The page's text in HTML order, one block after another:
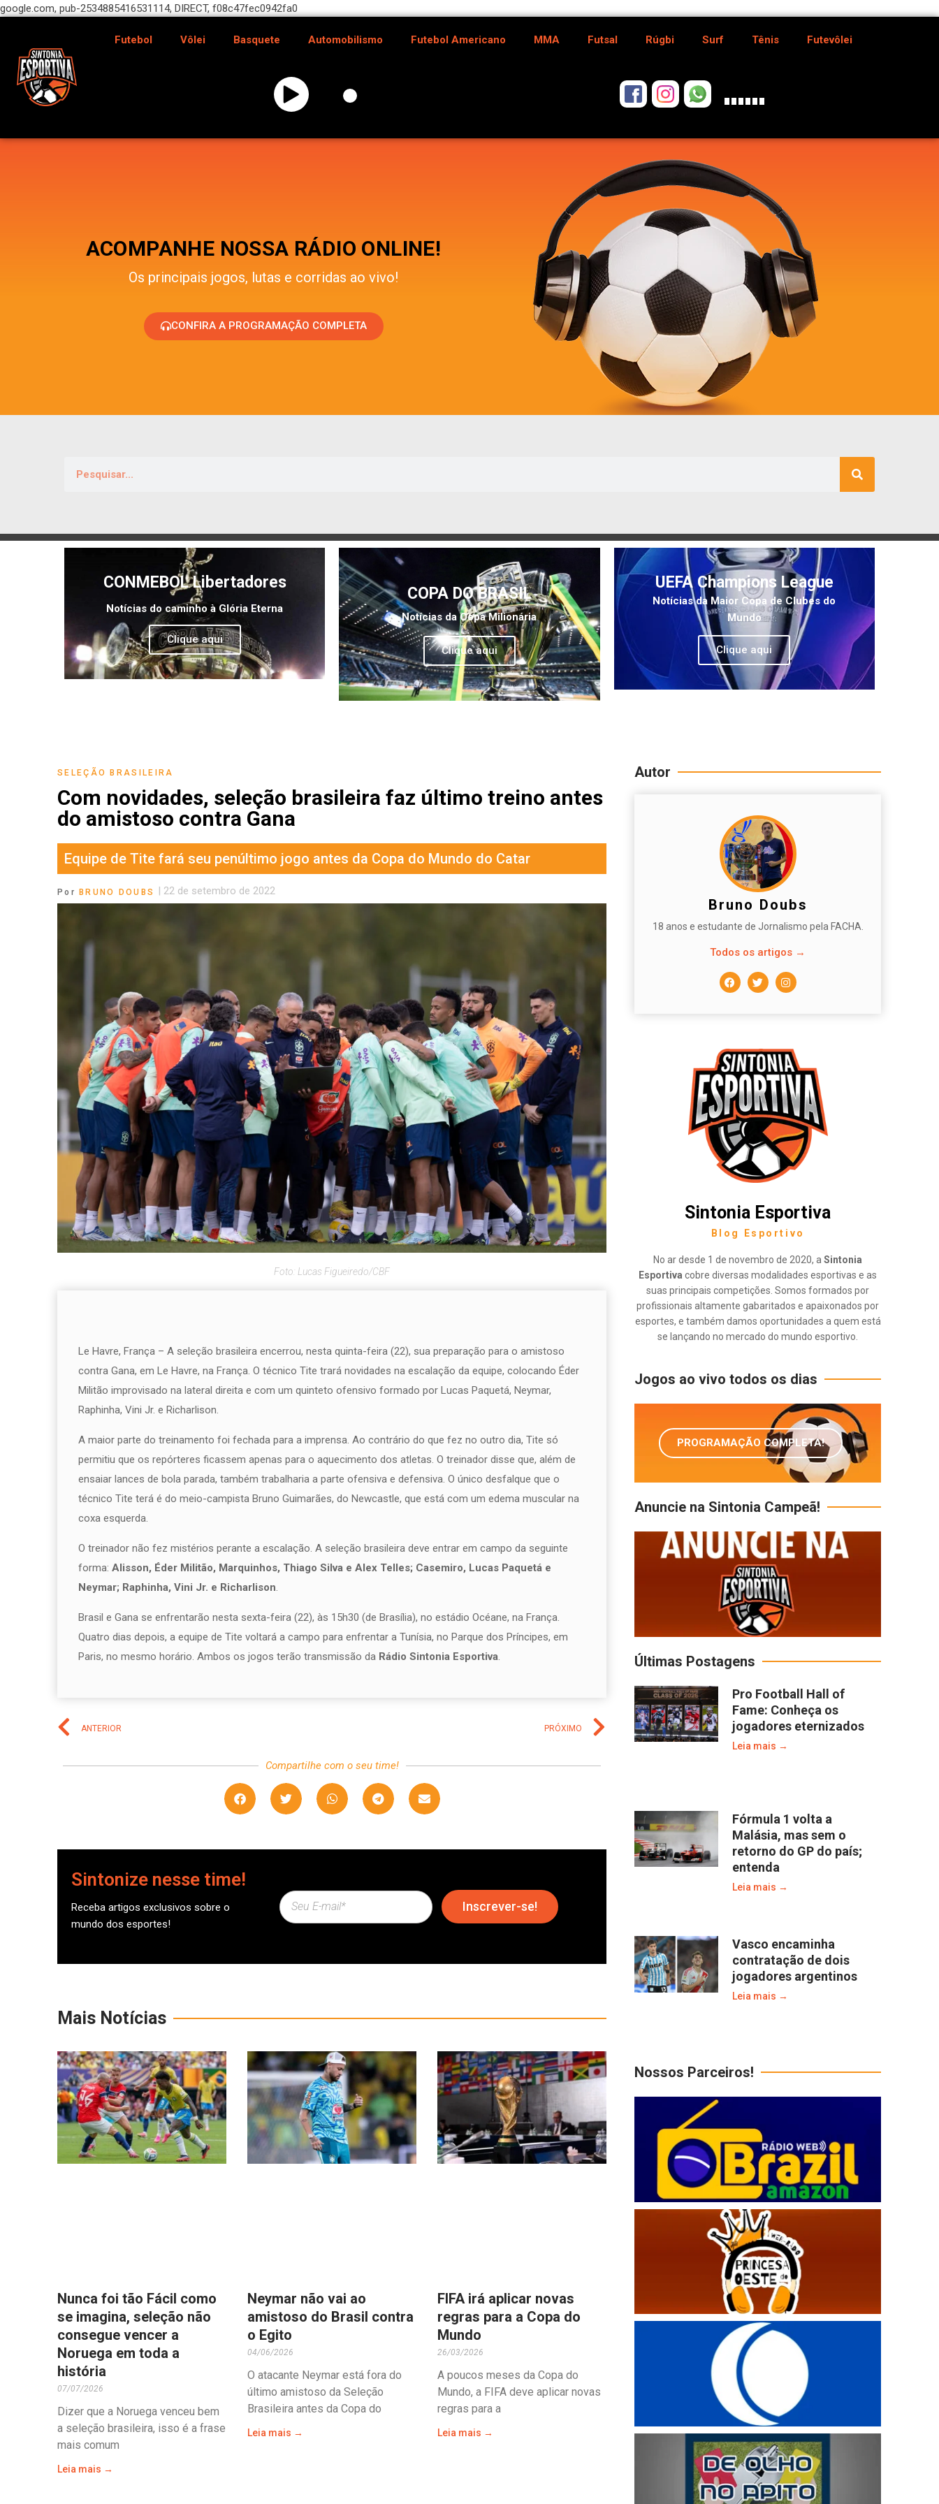
google.com, pub-2534885416531114, DIRECT, f08c47fec0942fa0
Futebol Vôlei Basquete Automobilismo Futebol Americano MMA Futsal Rúgbi Surf Tênis Futevôlei
ACOMPANHE NOSSA RÁDIO ONLINE!
Os principais jogos, lutas e corridas ao vivo!
CONFIRA A PROGRAMAÇÃO COMPLETA
CONMEBOL Libertadores
Notícias do caminho à Glória Eterna
Clique aqui
COPA DO BRASIL
Notícias da Copa Milionária
Clique aqui
UEFA Champions League
Notícias da Maior Copa de Clubes do
Mundo
Clique aqui
SELEÇÃO BRASILEIRA
Com novidades, seleção brasileira faz último treino antes
do amistoso contra Gana
Equipe de Tite fará seu penúltimo jogo antes da Copa do Mundo do Catar
Por BRUNO DOUBS | 22 de setembro de 2022
Foto: Lucas Figueiredo/CBF
Le Havre, França – A seleção brasileira encerrou, nesta quinta-feira (22), sua preparação para o amistoso
contra Gana, em Le Havre, na França. O técnico Tite trará novidades na escalação da equipe, colocando Éder
Militão improvisado na lateral direita e com um quinteto ofensivo formado por Lucas Paquetá, Neymar,
Raphinha, Vini Jr. e Richarlison.
A maior parte do treinamento foi fechada para a imprensa. Ao contrário do que fez no outro dia, Tite só
permitiu que os repórteres ficassem apenas para o aquecimento dos atletas. O treinador disse que, além de
ensaiar lances de bola parada, também trabalharia a parte ofensiva e defensiva. O único desfalque que o
técnico Tite terá é do meio-campista Bruno Guimarães, do Newcastle, que está com um edema muscular na
coxa esquerda.
O treinador não fez mistérios perante a escalação. A seleção brasileira deve entrar em campo da seguinte
forma: Alisson, Éder Militão, Marquinhos, Thiago Silva e Alex Telles; Casemiro, Lucas Paquetá e
Neymar; Raphinha, Vini Jr. e Richarlison.
Brasil e Gana se enfrentarão nesta sexta-feira (22), às 15h30 (de Brasília), no estádio Océane, na França.
Quatro dias depois, a equipe de Tite voltará a campo para enfrentar a Tunísia, no Parque dos Príncipes, em
Paris, no mesmo horário. Ambos os jogos terão transmissão da Rádio Sintonia Esportiva.
ANTERIOR PRÓXIMO
Compartilhe com o seu time!
Sintonize nesse time!
Receba artigos exclusivos sobre o
mundo dos esportes!
Inscrever-se!
Mais Notícias
Nunca foi tão Fácil como
se imagina, seleção não
consegue vencer a
Noruega em toda a
história
07/07/2026
Dizer que a Noruega venceu bem
a seleção brasileira, isso é a frase
mais comum
Leia mais →
Neymar não vai ao
amistoso do Brasil contra
o Egito
04/06/2026
O atacante Neymar está fora do
último amistoso da Seleção
Brasileira antes da Copa do
Leia mais →
FIFA irá aplicar novas
regras para a Copa do
Mundo
26/03/2026
A poucos meses da Copa do
Mundo, a FIFA deve aplicar novas
regras para a
Leia mais →
Autor
Bruno Doubs
18 anos e estudante de Jornalismo pela FACHA.
Todos os artigos →
Sintonia Esportiva
Blog Esportivo
No ar desde 1 de novembro de 2020, aSintonia
Esportiva cobre diversas modalidades esportivas e as
suas principais competições. Somos formados por
profissionais altamente gabaritados e apaixonados por
esportes, e também damos oportunidades a quem está
se lançando no mercado do mundo esportivo.
Jogos ao vivo todos os dias
PROGRAMAÇÃO COMPLETA!
Anuncie na Sintonia Campeã!
Últimas Postagens
Pro Football Hall of
Fame: Conheça os
jogadores eternizados
Leia mais →
Fórmula 1 volta a
Malásia, mas sem o
retorno do GP do país;
entenda
Leia mais →
Vasco encaminha
contratação de dois
jogadores argentinos
Leia mais →
Nossos Parceiros!